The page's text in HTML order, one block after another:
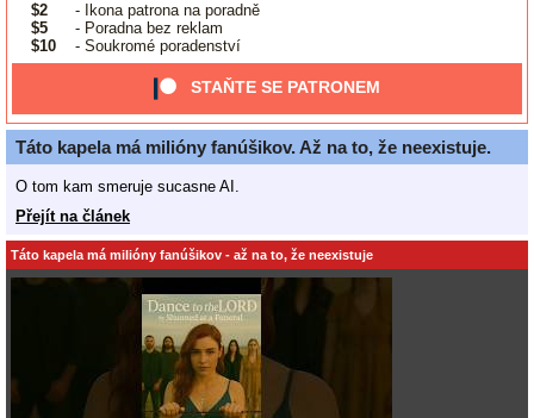
$2
- Ikona patrona na poradně
$5
- Poradna bez reklam
$10
- Soukromé poradenství
STAŇTE SE PATRONEM
Táto kapela má milióny fanúšikov. Až na to, že neexistuje.
O tom kam smeruje sucasne AI.
Přejít na článek
Táto kapela má milióny fanúšikov - až na to, že neexistuje